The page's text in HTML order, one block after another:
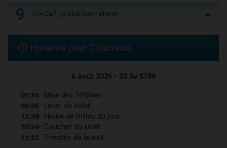
9 Être Juif, ça vaut des milliards
Horaires pour Columbus
6 Août 2026 - 23 Av 5786
05:36 Mise des Téfilines
06:35 Lever du soleil
13:38 Heure de milieu du jour
20:39 Coucher du soleil
21:22 Tombée de la nuit